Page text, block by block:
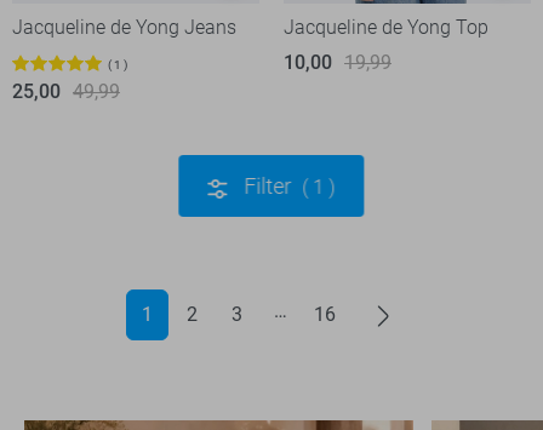
Jacqueline de Yong Jeans
1
25,00 49,99
Jacqueline de Yong Top
10,00 19,99
Filter 1
1 2 3 16